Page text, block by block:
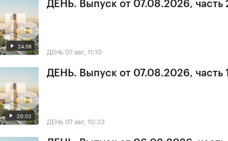
24:56
ДЕНЬ. Выпуск от 07.08.2026, часть
ДЕНЬ 07 авг, 11:10
20:02
ДЕНЬ. Выпуск от 07.08.2026, часть 1
ДЕНЬ 07 авг, 10:33